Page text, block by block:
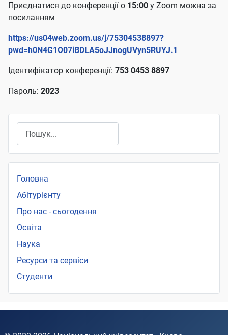
Приєднатися до конференції о 15:00 у Zoom можна за
посиланням
https://us04web.zoom.us/j/75304538897?
pwd=h0N4G1O07iBDLA5oJJnogUVyn5RUYJ.1
Ідентифікатор конференції: 753 0453 8897
Пароль: 2023
Головна
Абітурієнту
Про нас - сьогодення
Освіта
Наука
Ресурси та сервіси
Студенти